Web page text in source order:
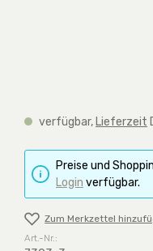
verfügbar, Lieferzeit
Preise und
Login verfügbar.
Zum Merkzettel
Art.-Nr.: